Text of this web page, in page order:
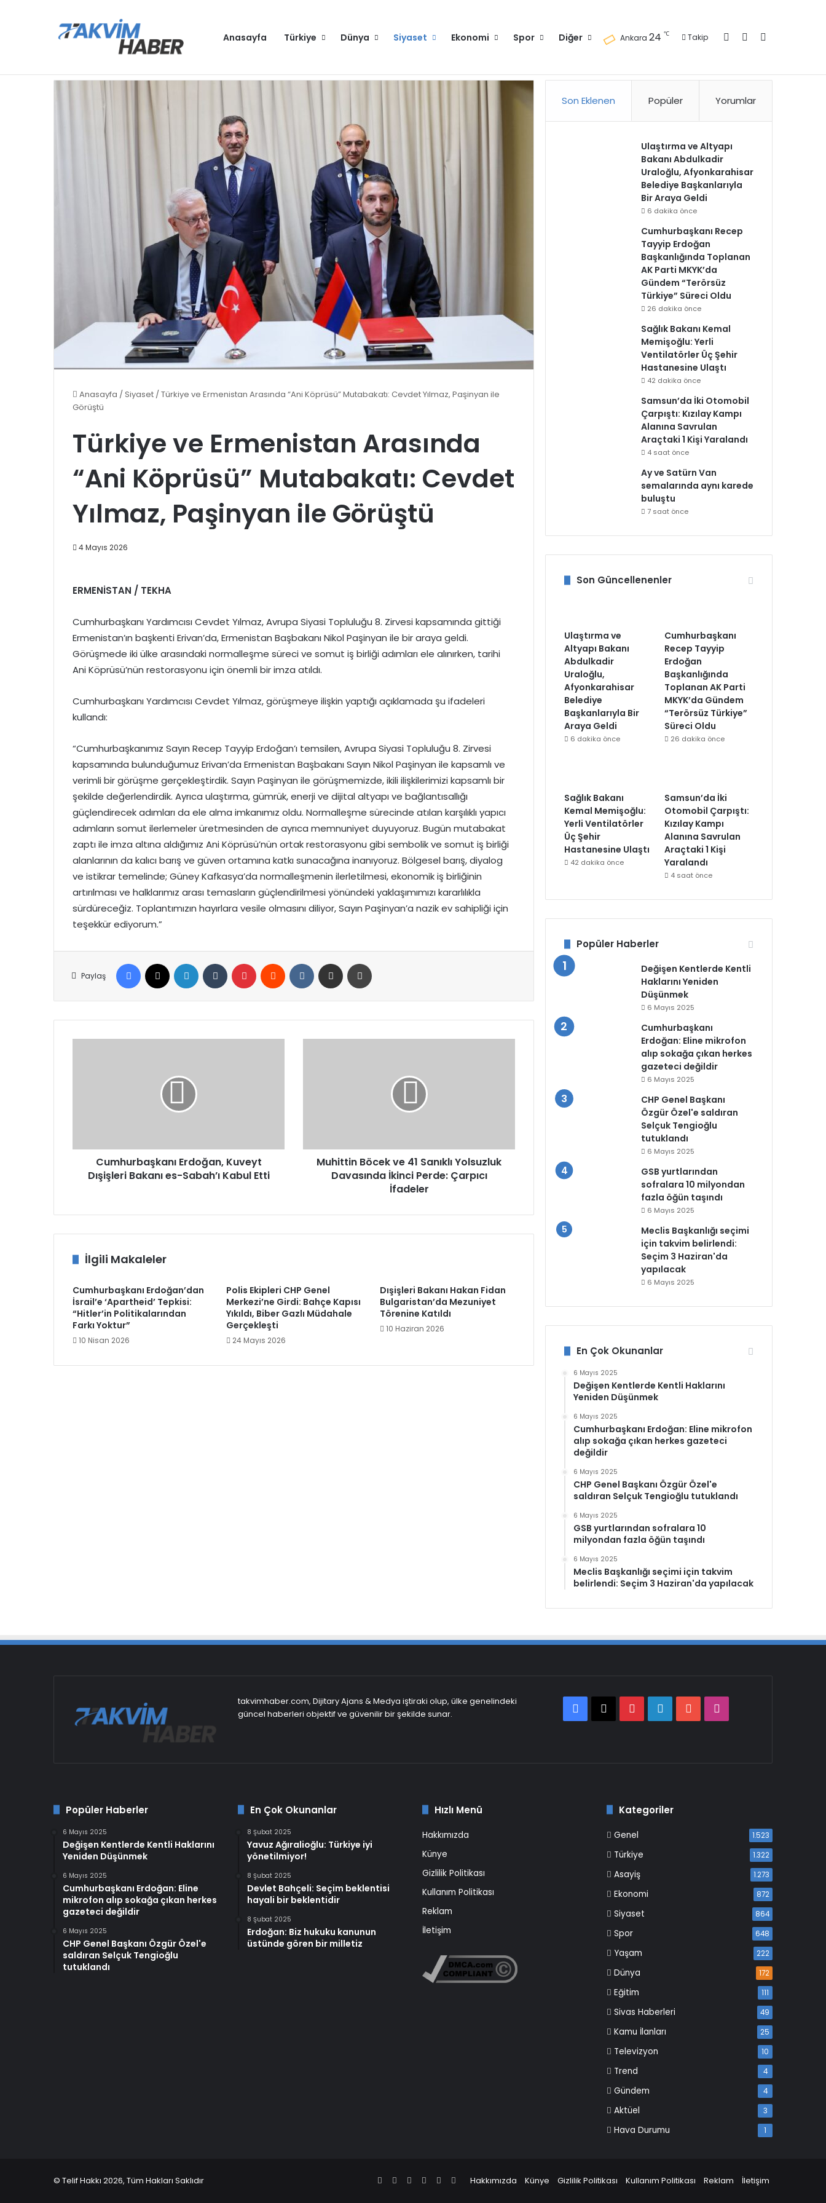
Anasayfa Türkiye Dünya Siyaset Ekonomi Spor Diğer Ankara 24 ℃ Takip Kayıt OlKenar Bölmesi
Antalya, D8 Yılın Turizm Şehri seçildi
Anasayfa /Siyaset /Türkiye ve Ermenistan Arasında “Ani Köprüsü” Mutabakatı: Cevdet Yılmaz, Paşinyan ile
Görüştü
Türkiye ve Ermenistan Arasında
“Ani Köprüsü” Mutabakatı: Cevdet
Yılmaz, Paşinyan ile Görüştü
4 Mayıs 2026
ERMENİSTAN / TEKHA
Cumhurbaşkanı Yardımcısı Cevdet Yılmaz, Avrupa Siyasi Topluluğu 8. Zirvesi kapsamında gittiği
Ermenistan’ın başkenti Erivan’da, Ermenistan Başbakanı Nikol Paşinyan ile bir araya geldi.
Görüşmede iki ülke arasındaki normalleşme süreci ve somut iş birliği adımları ele alınırken, tarihi
Ani Köprüsü’nün restorasyonu için önemli bir imza atıldı.
Cumhurbaşkanı Yardımcısı Cevdet Yılmaz, görüşmeye ilişkin yaptığı açıklamada şu ifadeleri
kullandı:
“Cumhurbaşkanımız Sayın Recep Tayyip Erdoğan’ı temsilen, Avrupa Siyasi Topluluğu 8. Zirvesi
kapsamında bulunduğumuz Erivan’da Ermenistan Başbakanı Sayın Nikol Paşinyan ile kapsamlı ve
verimli bir görüşme gerçekleştirdik. Sayın Paşinyan ile görüşmemizde, ikili ilişkilerimizi kapsamlı bir
şekilde değerlendirdik. Ayrıca ulaştırma, gümrük, enerji ve dijital altyapı ve bağlantısallığı
güçlendirecek adımları da ele alma imkanımız oldu. Normalleşme sürecinde atılan karşılıklı yapıcı
adımların somut ilerlemeler üretmesinden de ayrıca memnuniyet duyuyoruz. Bugün mutabakat
zaptı ile imza altına aldığımız Ani Köprüsü’nün ortak restorasyonu gibi sembolik ve somut iş birliği
alanlarının da kalıcı barış ve güven ortamına katkı sunacağına inanıyoruz. Bölgesel barış, diyalog
ve istikrar temelinde; Güney Kafkasya’da normalleşmenin ilerletilmesi, ekonomik iş birliğinin
artırılması ve halklarımız arası temasların güçlendirilmesi yönündeki yaklaşımımızı kararlılıkla
sürdüreceğiz. Toplantımızın hayırlara vesile olmasını diliyor, Sayın Paşinyan’a nazik ev sahipliği için
teşekkür ediyorum.”
Paylaş
Facebook LinkedIn Tumblr Pinterest Reddit VKontakteE-Posta ile paylaş
Etti
Cumhurbaşkanı Erdoğan, Kuveyt
Dışişleri Bakanı es-Sabah’ı Kabul Etti
Perde:
Çarpıcı
İfadeler
Muhittin Böcek ve 41 Sanıklı Yolsuzluk
Davasında İkinci Perde: Çarpıcı
İfadeler
İlgili Makaleler
Cumhurbaşkanı Erdoğan’dan
İsrail’e ‘Apartheid’ Tepkisi:
“Hitler’in Politikalarından
Farkı Yoktur”
10 Nisan 2026
Polis Ekipleri CHP Genel
Merkezi’ne Girdi: Bahçe Kapısı
Yıkıldı, Biber Gazlı Müdahale
Gerçekleşti
24 Mayıs 2026
Dışişleri Bakanı Hakan Fidan
Bulgaristan’da Mezuniyet
Törenine Katıldı
10 Haziran 2026
Son Eklenen Popüler Yorumlar
Ulaştırma ve Altyapı
Bakanı Abdulkadir
Uraloğlu, Afyonkarahisar
Belediye Başkanlarıyla
Bir Araya Geldi
6 dakika önce
Cumhurbaşkanı Recep
Tayyip Erdoğan
Başkanlığında Toplanan
AK Parti MKYK’da
Gündem “Terörsüz
Türkiye” Süreci Oldu
26 dakika önce
Sağlık Bakanı Kemal
Memişoğlu: Yerli
Ventilatörler Üç Şehir
Hastanesine Ulaştı
42 dakika önce
Samsun’da İki Otomobil
Çarpıştı: Kızılay Kampı
Alanına Savrulan
Araçtaki 1 Kişi Yaralandı
4 saat önce
Ay ve Satürn Van
semalarında aynı karede
buluştu
7 saat önce
Son Güncellenenler
Ulaştırma ve
Altyapı Bakanı
Abdulkadir
Uraloğlu,
Afyonkarahisar
Belediye
Başkanlarıyla Bir
Araya Geldi
6 dakika önce
Cumhurbaşkanı
Recep Tayyip
Erdoğan
Başkanlığında
Toplanan AK Parti
MKYK’da Gündem
“Terörsüz Türkiye”
Süreci Oldu
26 dakika önce
Sağlık Bakanı
Kemal Memişoğlu:
Yerli Ventilatörler
Üç Şehir
Hastanesine Ulaştı
42 dakika önce
Samsun’da İki
Otomobil Çarpıştı:
Kızılay Kampı
Alanına Savrulan
Araçtaki 1 Kişi
Yaralandı
4 saat önce
Popüler Haberler
Değişen Kentlerde Kentli
Haklarını Yeniden
Düşünmek
6 Mayıs 2025
Cumhurbaşkanı
Erdoğan: Eline mikrofon
alıp sokağa çıkan herkes
gazeteci değildir
6 Mayıs 2025
CHP Genel Başkanı
Özgür Özel'e saldıran
Selçuk Tengioğlu
tutuklandı
6 Mayıs 2025
GSB yurtlarından
sofralara 10 milyondan
fazla öğün taşındı
6 Mayıs 2025
Meclis Başkanlığı seçimi
için takvim belirlendi:
Seçim 3 Haziran'da
yapılacak
6 Mayıs 2025
En Çok Okunanlar
6 Mayıs 2025
Değişen Kentlerde Kentli Haklarını
Yeniden Düşünmek
6 Mayıs 2025
Cumhurbaşkanı Erdoğan: Eline mikrofon
alıp sokağa çıkan herkes gazeteci
değildir
6 Mayıs 2025
CHP Genel Başkanı Özgür Özel'e
saldıran Selçuk Tengioğlu tutuklandı
6 Mayıs 2025
GSB yurtlarından sofralara 10
milyondan fazla öğün taşındı
6 Mayıs 2025
Meclis Başkanlığı seçimi için takvim
belirlendi: Seçim 3 Haziran'da yapılacak
takvimhaber.com, Dijitary Ajans & Medya iştiraki olup, ülke genelindeki
güncel haberleri objektif ve güvenilir bir şekilde sunar.
Facebook
X PinterestLinkedInYouTube
Popüler Haberler
6 Mayıs 2025
Değişen Kentlerde Kentli Haklarını
Yeniden Düşünmek
6 Mayıs 2025
Cumhurbaşkanı Erdoğan: Eline
mikrofon alıp sokağa çıkan herkes
gazeteci değildir
6 Mayıs 2025
CHP Genel Başkanı Özgür Özel'e
saldıran Selçuk Tengioğlu
tutuklandı
En Çok Okunanlar
8 Şubat 2025
Yavuz Ağıralioğlu: Türkiye iyi
yönetilmiyor!
8 Şubat 2025
Devlet Bahçeli: Seçim beklentisi
hayali bir beklentidir
8 Şubat 2025
Erdoğan: Biz hukuku kanunun
üstünde gören bir milletiz
Hızlı Menü
Hakkımızda
Künye
Gizlilik Politikası
Kullanım Politikası
Reklam
İletişim
Kategoriler
Genel 1.523
Türkiye 1.322
Asayiş 1.273
Ekonomi 872
Siyaset 864
Spor 648
Yaşam 222
Dünya 172
Eğitim 111
Sivas Haberleri 49
Kamu İlanları 25
Televizyon 10
Trend 4
Gündem 4
Aktüel 3
Hava Durumu 1
© Telif Hakkı 2026, Tüm Hakları Saklıdır Hakkımızda Künye Gizlilik Politikası Kullanım Politikası Reklam İletişim
FacebookPinterestLinkedInYouTubeInstagram